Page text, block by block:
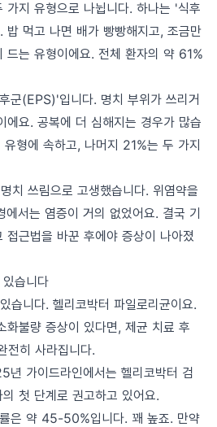
가지 유형으로 나뉩니다. 하나는 '식후
먹고 나면 배가 빵빵해지고, 조금만
드는 유형이에요. 전체 환자의 약 61%
군(EPS)'입니다. 명치 부위가 쓰리거
에요. 공복에 더 심해지는 경우가 많습
형에 속하고, 나머지 21%는 두 가지
치 쓰림으로 고생했습니다. 위염약을
서는 염증이 거의 없었어요. 결국 기
접근법을 바꾼 후에야 증상이 나아졌
습니다
습니다. 헬리코박터 파일로리균이요.
화불량 증상이 있다면, 제균 치료 후
전히 사라집니다.
가이드라인에서는 헬리코박터 검
첫 단계로 권고하고 있어요.
은 약 45-50%입니다. 꽤 높죠. 만약